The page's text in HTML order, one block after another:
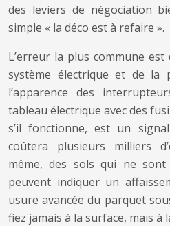
des leviers de négociation
simple « la déco est à refaire ».
L’erreur la plus commune est
système électrique et de la
l’apparence des
tableau électrique avec des
s’il fonctionne, est un
coûtera plusieurs milliers
même, des sols qui ne
peuvent indiquer un
usure avancée du parquet
fiez jamais à la surface, mais à